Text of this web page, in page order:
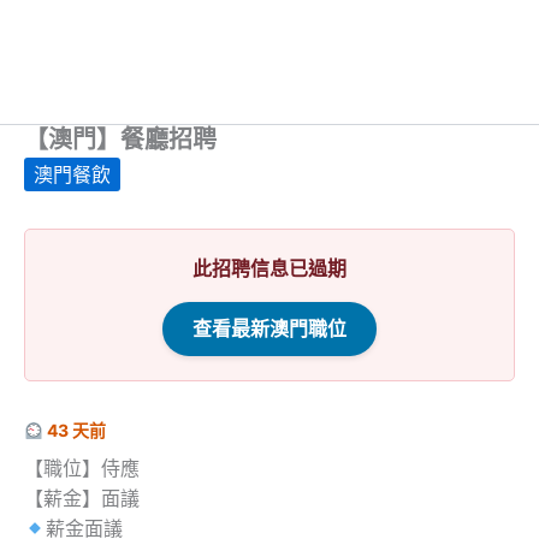
【澳門】餐廳招聘
澳門餐飲
此招聘信息已過期
查看最新澳門職位
43 天前
【職位】侍應
【薪金】面議
薪金面議